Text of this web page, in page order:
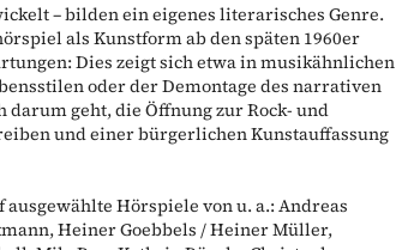
– bilden ein eigenes literarisches Genre.
als Kunstform ab den späten 1960er
Dies zeigt sich etwa in musikähnlichen
oder der Demontage des narrativen
geht, die Öffnung zur Rock- und
und einer bürgerlichen Kunstauffassung
Hörspiele von u. a.: Andreas
Heiner Goebbels / Heiner Müller,